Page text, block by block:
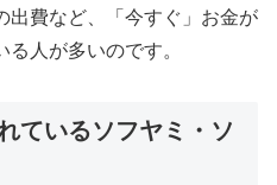
出費など、「今すぐ」お金が
人が多いのです。
ているソフヤミ・ソ